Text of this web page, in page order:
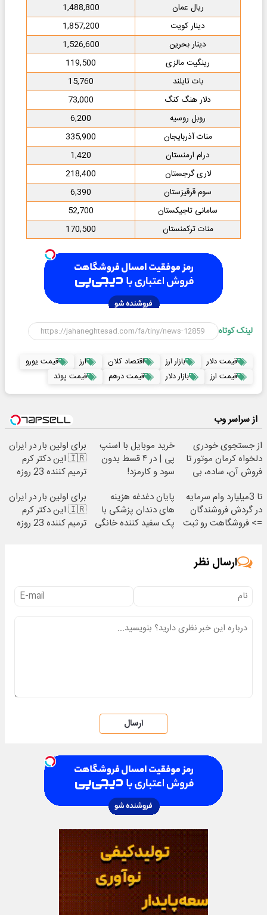
ریال عمان
1,488,800
دینار کویت
1,857,200
دینار بحرین
1,526,600
رینگیت مالزی
119,500
بات تایلند
15,760
دلار هنگ کنگ
73,000
روبل روسیه
6,200
منات آذربایجان
335,900
درام ارمنستان
1,420
لاری گرجستان
218,400
سوم قرقیزستان
6,390
سامانی تاجیکستان
52,700
منات ترکمنستان
170,500
لینک کوتاه
قیمت دلار بازار ارز اقتصاد کلان ارز
قیمت یورو
قیمت ارز
بازار دلار قیمت درهم قیمت پوند
از سراسر وب
از جستجوی خودری
دلخواه کرمان موتور تا
فروش آن، ساده، بی
خرید موبایل با اسنپ
پی | در ۴ قسط بدون
سود و کارمزد!
برای اولین بار در ایران
🇮🇷 این دکتر کرم
ترمیم کننده 23 روزه
تا 3میلیارد وام سرمایه
در گردش فروشندگان
=> فروشگاهت رو ثبت
پایان دغدغه هزینه
های دندان پزشکی با
پک سفید کننده خانگی
برای اولین بار در ایران
🇮🇷 این دکتر کرم
ترمیم کننده 23 روزه
ارسال نظر
ارسال